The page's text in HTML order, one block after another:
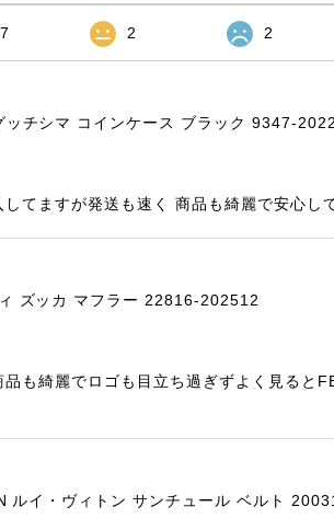
2 2
ッチシマ コインケース ブラック 9347-
てますが発送も速く 商品も綺麗で安心し
ズッカ マフラー 22816-202512
も綺麗でロゴも目立ち過ぎずよく見ると
ルイ・ヴィトン サンチュール ベルト